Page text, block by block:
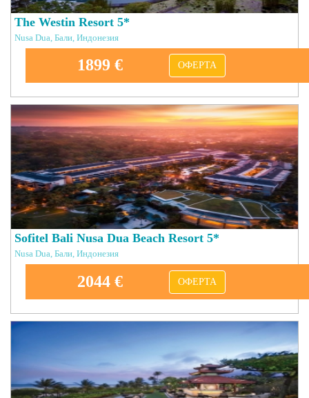
The Westin Resort 5*
Nusa Dua, Бали, Индонезия
1899 € ОФЕРТА
Sofitel Bali Nusa Dua Beach Resort 5*
Nusa Dua, Бали, Индонезия
2044 € ОФЕРТА